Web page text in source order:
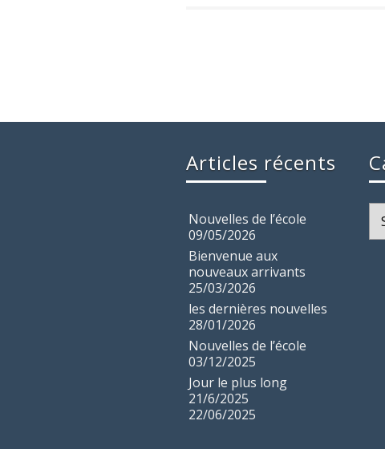
Articles récents
Nouvelles de l’école
09/05/2026
Bienvenue aux
nouveaux arrivants
25/03/2026
les dernières nouvelles
28/01/2026
Nouvelles de l’école
03/12/2025
Jour le plus long
21/6/2025
22/06/2025